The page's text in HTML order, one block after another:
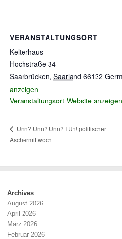
VERANSTALTUNGSORT
Kelterhaus
Hochstraße 34
Saarbrücken, Saarland 66132
anzeigen
Veranstaltungsort-Website anzeigen
Unn? Unn? Unn? I Un! politischer
Aschermittwoch
Archives
August 2026
April 2026
März 2026
Februar 2026